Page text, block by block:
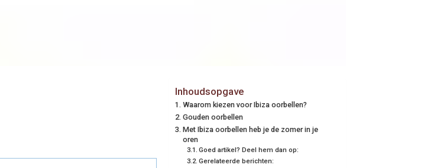
Inhoudsopgave
Waarom kiezen voor Ibiza oorbellen?
Gouden oorbellen
Met Ibiza oorbellen heb je de zomer in je
oren
Goed artikel? Deel hem dan op:
Gerelateerde berichten: